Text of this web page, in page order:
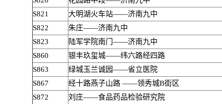
S821
大明湖火车站——济南九中
S822
朱庄——济南九中
S823
陆军学院南门——济南九中
S860
银丰玖玺城——纬六路经四路
S863
绿城玉兰诚园——省立医院
S867
经十路燕子山路 ——领秀城B街区
S872
刘庄——食品药品检验研究院